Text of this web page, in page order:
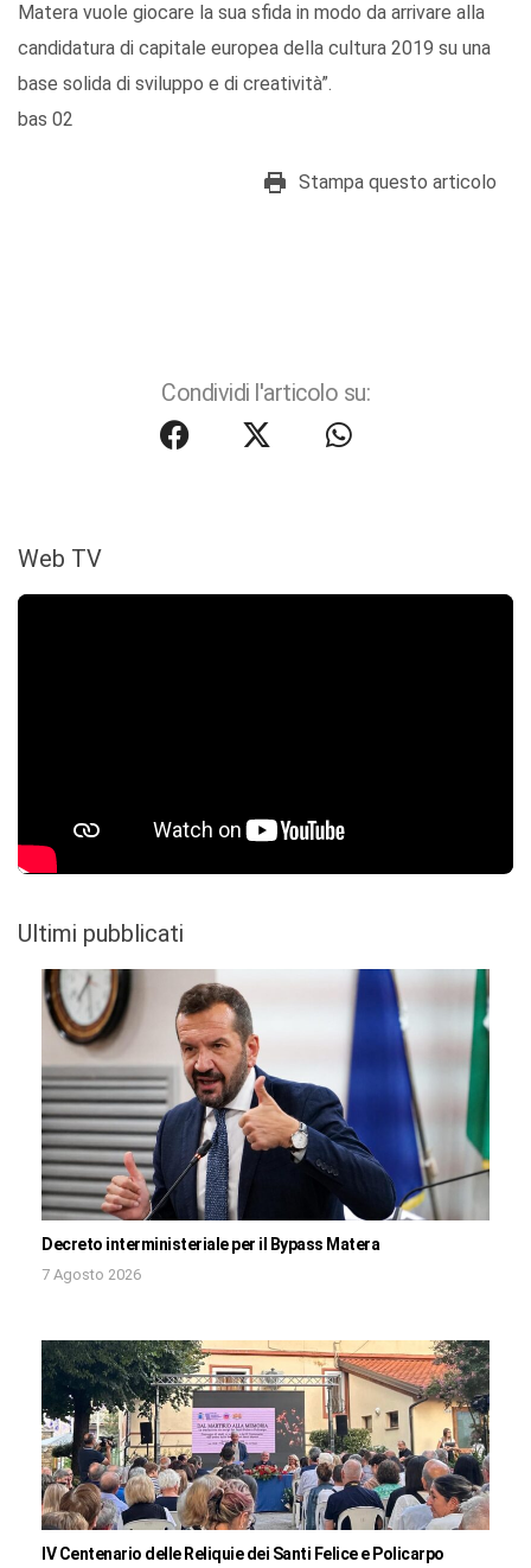
Matera vuole giocare la sua sfida in modo da arrivare alla
candidatura di capitale europea della cultura 2019 su una
base solida di sviluppo e di creatività”.
bas 02
Stampa questo articolo
Condividi l'articolo su:
Web TV
Ultimi pubblicati
Decreto interministeriale per il Bypass Matera
7 Agosto 2026
IV Centenario delle Reliquie dei Santi Felice e Policarpo